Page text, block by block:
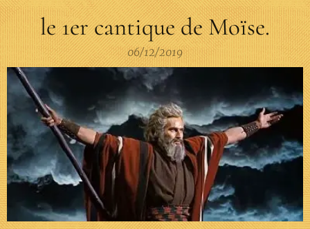
le 1er cantique de Moïse.
06/12/2019